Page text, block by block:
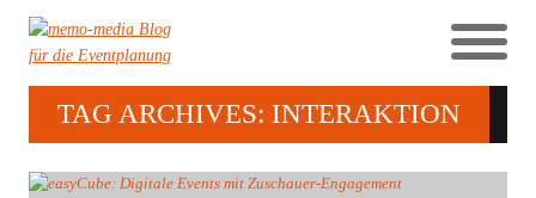
TAG ARCHIVES: INTERAKTION